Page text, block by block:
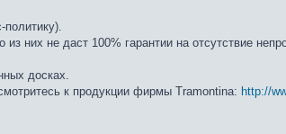
них не даст 100% гарантии на отсутствие
досках.
к продукции фирмы Tramontina: http://